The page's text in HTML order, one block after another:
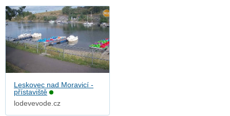
Leskovec nad Moravicí -
přístaviště
lodevevode.cz